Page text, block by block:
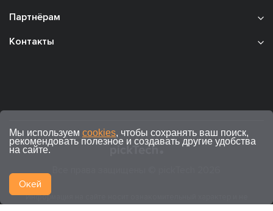
Партнёрам
Контакты
Информация на сайте носит ознакомительный характер и не
Мы используем cookies, чтобы сохранять ваш поиск,
рекомендовать полезное и создавать другие удобства
на сайте.
Окей